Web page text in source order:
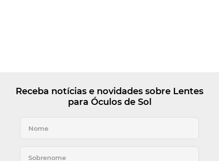
Receba notícias e novidades sobre Lentes
para Óculos de Sol